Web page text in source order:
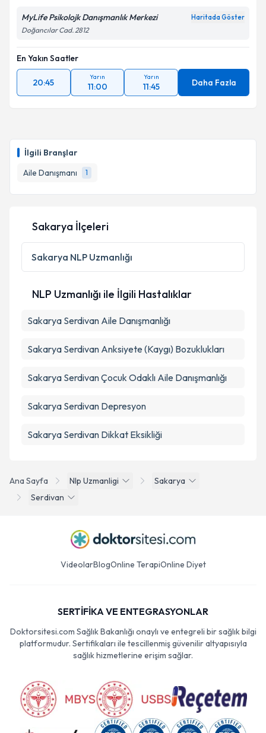
İlgili Branşlar
Aile Danışmanı
1
MyLife Psikolojk Danışmanlık Merkezi Haritada Göster
Doğancılar Cad. 2812
En Yakın Saatler
20:45
Yarın
11:00
Yarın
11:45 Daha Fazla
Ana Sayfa Nlp Uzmanligi
Sakarya
Serdivan
Sakarya İlçeleri
Sakarya NLP Uzmanlığı
NLP Uzmanlığı ile İlgili Hastalıklar
Sakarya Serdivan Aile Danışmanlığı
Sakarya Serdivan Anksiyete (Kaygı) Bozuklukları
Sakarya Serdivan Çocuk Odaklı Aile Danışmanlığı
Sakarya Serdivan Depresyon
Sakarya Serdivan Dikkat Eksikliği
VideolarBlogOnline TerapiOnline Diyet
SERTİFİKA VE ENTEGRASYONLAR
Doktorsitesi.com Sağlık Bakanlığı onaylı ve entegreli bir sağlık bilgi
platformudur. Sertifikaları ile tescillenmiş güvenilir altyapısıyla
sağlık hizmetlerine erişim sağlar.